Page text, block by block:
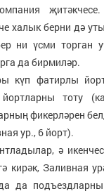
халык берни дә
ни үсми торган
да бирмиләр.
күп фатирлы
тоту
фикерләрен
ур., 6 йорт).
ә
кирәк, Заливная
да